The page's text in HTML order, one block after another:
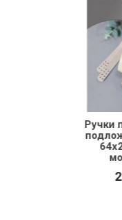
Ручки